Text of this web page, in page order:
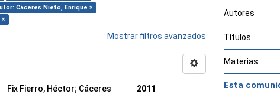
Cáceres Nieto, Enrique ×
×
Mostrar filtros avanzados
Fix Fierro, Héctor; Cáceres
2011
Autores
Títulos
Materias
Esta